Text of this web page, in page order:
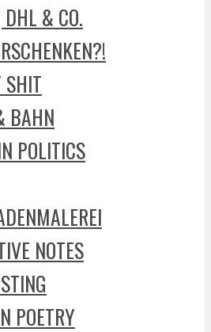
DHL & CO.
SHIT
BAHN
POLITICS
NOTES
POETRY